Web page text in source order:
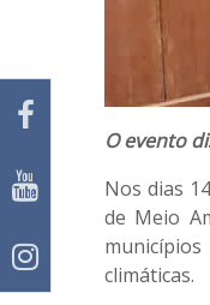
O evento
Nos dias
de Meio
climáticas.